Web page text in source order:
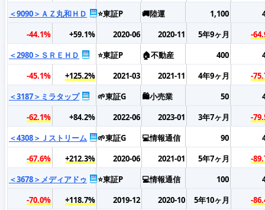
＜9090＞ＡＺ丸和ＨＤ
⭐東証P 🚚陸運 1,100
-44.1%
+59.1% 2020-06 2020-11 5年9ヶ月
-
＜2980＞ＳＲＥＨＤ
⭐東証P 🏠不動産 400
-45.1%
+125.2% 2021-03 2021-11 4年9ヶ月
-
＜3187＞ミラタップ
🌱東証G 🛍️小売業 50
-62.1%
+84.2% 2022-06 2023-01 3年7ヶ月
-
＜4308＞Ｊストリーム
🌱東証G 💻情報通信 90
-67.6%
+212.3% 2020-06 2021-01 5年7ヶ月
-
＜3678＞メディアドゥ
⭐東証P 💻情報通信 100
-70.0%
+118.7% 2019-12 2020-10 5年10ヶ月
-